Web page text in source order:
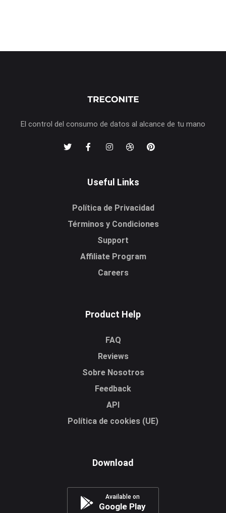
El control del consumo de datos al alcance de tu mano
Useful Links
Política de Privacidad
Términos y Condiciones
Support
Affiliate Program
Careers
Product Help
FAQ
Reviews
Sobre Nosotros
Feedback
API
Política de cookies (UE)
Download
Available on
Google Play